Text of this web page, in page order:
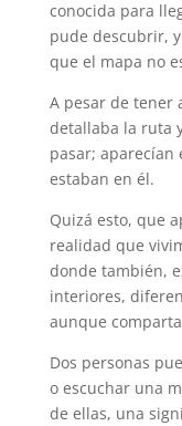
p
m
conocida para
pude descubrir,
que el mapa no
A pesar de tener
detallaba la ruta
pasar; aparecían
estaban en él.
Quizá esto, que
realidad que
donde también,
interiores,
aunque
Dos personas
o escuchar una
de ellas, una